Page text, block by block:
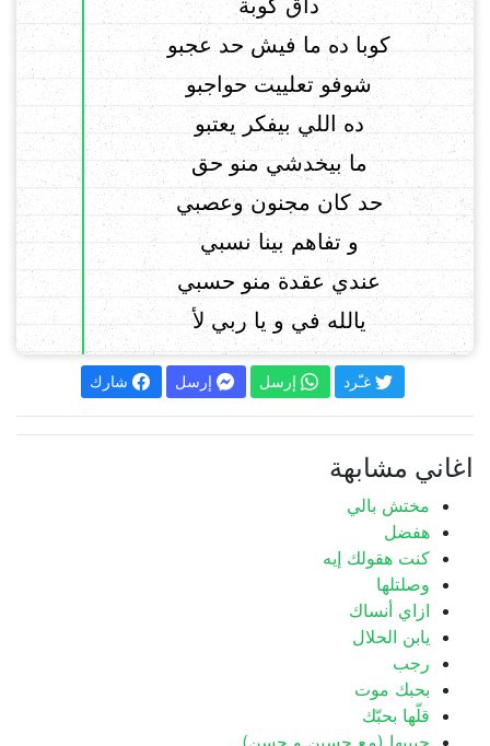
داق كوبة
كوبا ده ما فيش حد عجبو
شوفو تعلييت حواجبو
ده اللي بيفكر يعتبو
ما بيخدشي منو حق
حد كان مجنون وعصبي
و تفاهم بينا نسبي
عندي عقدة منو حسبي
يالله في و يا ربي لأ
اغاني مشابهة
مختش بالي
هفضل
كنت هقولك إيه
وصلتلها
ازاي أنساك
يابن الحلال
رجب
بحبك موت
قلّها بحبّك